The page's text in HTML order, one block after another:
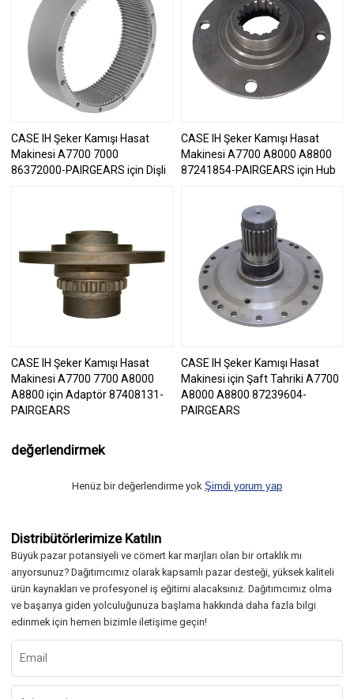
CASE IH Şeker Kamışı Hasat
Makinesi A7700 7000
86372000-PAIRGEARS için Dişli
CASE IH Şeker Kamışı Hasat
Makinesi A7700 A8000 A8800
87241854-PAIRGEARS için Hub
CASE IH Şeker Kamışı Hasat
Makinesi A7700 7700 A8000
A8800 için Adaptör 87408131-
PAIRGEARS
CASE IH Şeker Kamışı Hasat
Makinesi için Şaft Tahriki A7700
A8000 A8800 87239604-
PAIRGEARS
değerlendirmek
Henüz bir değerlendirme yok Şimdi yorum yap
Distribütörlerimize Katılın
Büyük pazar potansiyeli ve cömert kar marjları olan bir ortaklık mı
arıyorsunuz? Dağıtımcımız olarak kapsamlı pazar desteği, yüksek kaliteli
ürün kaynakları ve profesyonel iş eğitimi alacaksınız. Dağıtımcımız olma
ve başarıya giden yolculuğunuza başlama hakkında daha fazla bilgi
edinmek için hemen bizimle iletişime geçin!